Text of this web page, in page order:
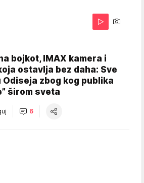
bojkot, IMAX kamera i
ostavlja bez daha: Sve
Odiseja zbog kog publika
širom sveta
6